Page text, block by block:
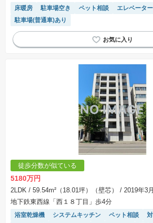
床暖房 駐車場空き ペット相談
エレベーター
駐車場(普通車)あり
徒歩分数が似ている
5180万円
2LDK / 59.54m²（18.01坪）（壁芯）
/ 2019年3月
地下鉄東西線「西１８丁目」歩4分
浴室乾燥機 システムキッチン ペット相談